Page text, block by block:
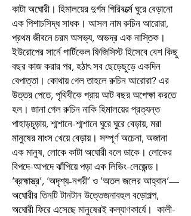
কাটা অঘোরী। হিমালয়ের দুর্গম গিরিবর্ত্মে ঘুরে বেড়ানো
এক পিশাচসিদ্ধ সাধক। আসল নাম রুচিন আরোরা,
প্রথম জীবনে চরম অসভ্য, অভদ্র এক নাস্তিক।
ইউরোপের সার্নে পার্টিকেল ফিজিসিস্ট হিসেবে বেশ কিছু
বছর কাজ করার পর, হঠাৎ সব ছেড়েছুড়ে একদিন
বেপাত্তা। কোথায় গেল তাহলে রুচিন আরোরা? এর
উত্তর পেতে, পৃথিবীকে প্রায় আট বছর অপেক্ষা করতে
হল। জানা গেল রুচিন নাকি হিমালয়ের প্রত্যন্ত
পাহাড়চূড়ায়, শ্মশানে-শ্মশানে ঘুরে ঘুরে বেড়ায়, মরা
মানুষের মাংস খেয়ে বেড়ায়। সম্পূর্ণ অচেনা, অজানা
এক মানুষ, লোকে কাটা অঘোরী বলে ডাকে। লোকের
বিপদে-আপদে ঝাঁপিয়ে পড়া এক লিভিং-লেজেন্ড।
‘ব্রহ্মাস্ত্র’, ‘অদৃশ্য-নগরী’ ও ‘অতল জলের আহ্বান’—
অঘোরীর তিনটি টানটান উত্তেজনাবহুল বড়োগল্প,
অঘোরী ফিরে এসেছে মানুষেরই কল্যাণকার্যে। কালী-